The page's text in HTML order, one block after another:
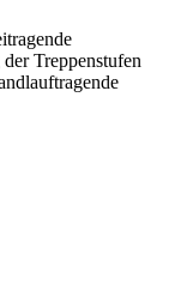
Treppenstufen